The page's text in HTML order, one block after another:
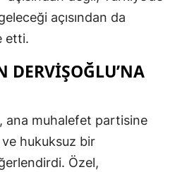
açısından da
etti.
DERVIŞOĞLU’NA
ana muhalefet partisine
ve hukuksuz bir
Özel,